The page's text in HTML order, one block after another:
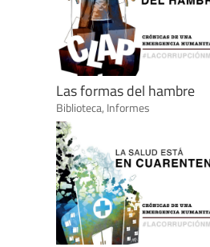
Las formas del hambre
Biblioteca, Informes